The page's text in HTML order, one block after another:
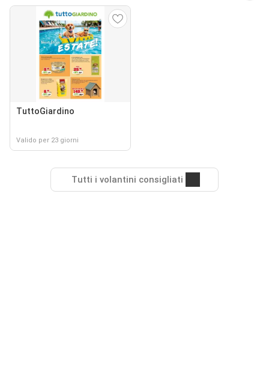
TuttoGiardino
Valido per 23 giorni
Tutti i volantini consigliati